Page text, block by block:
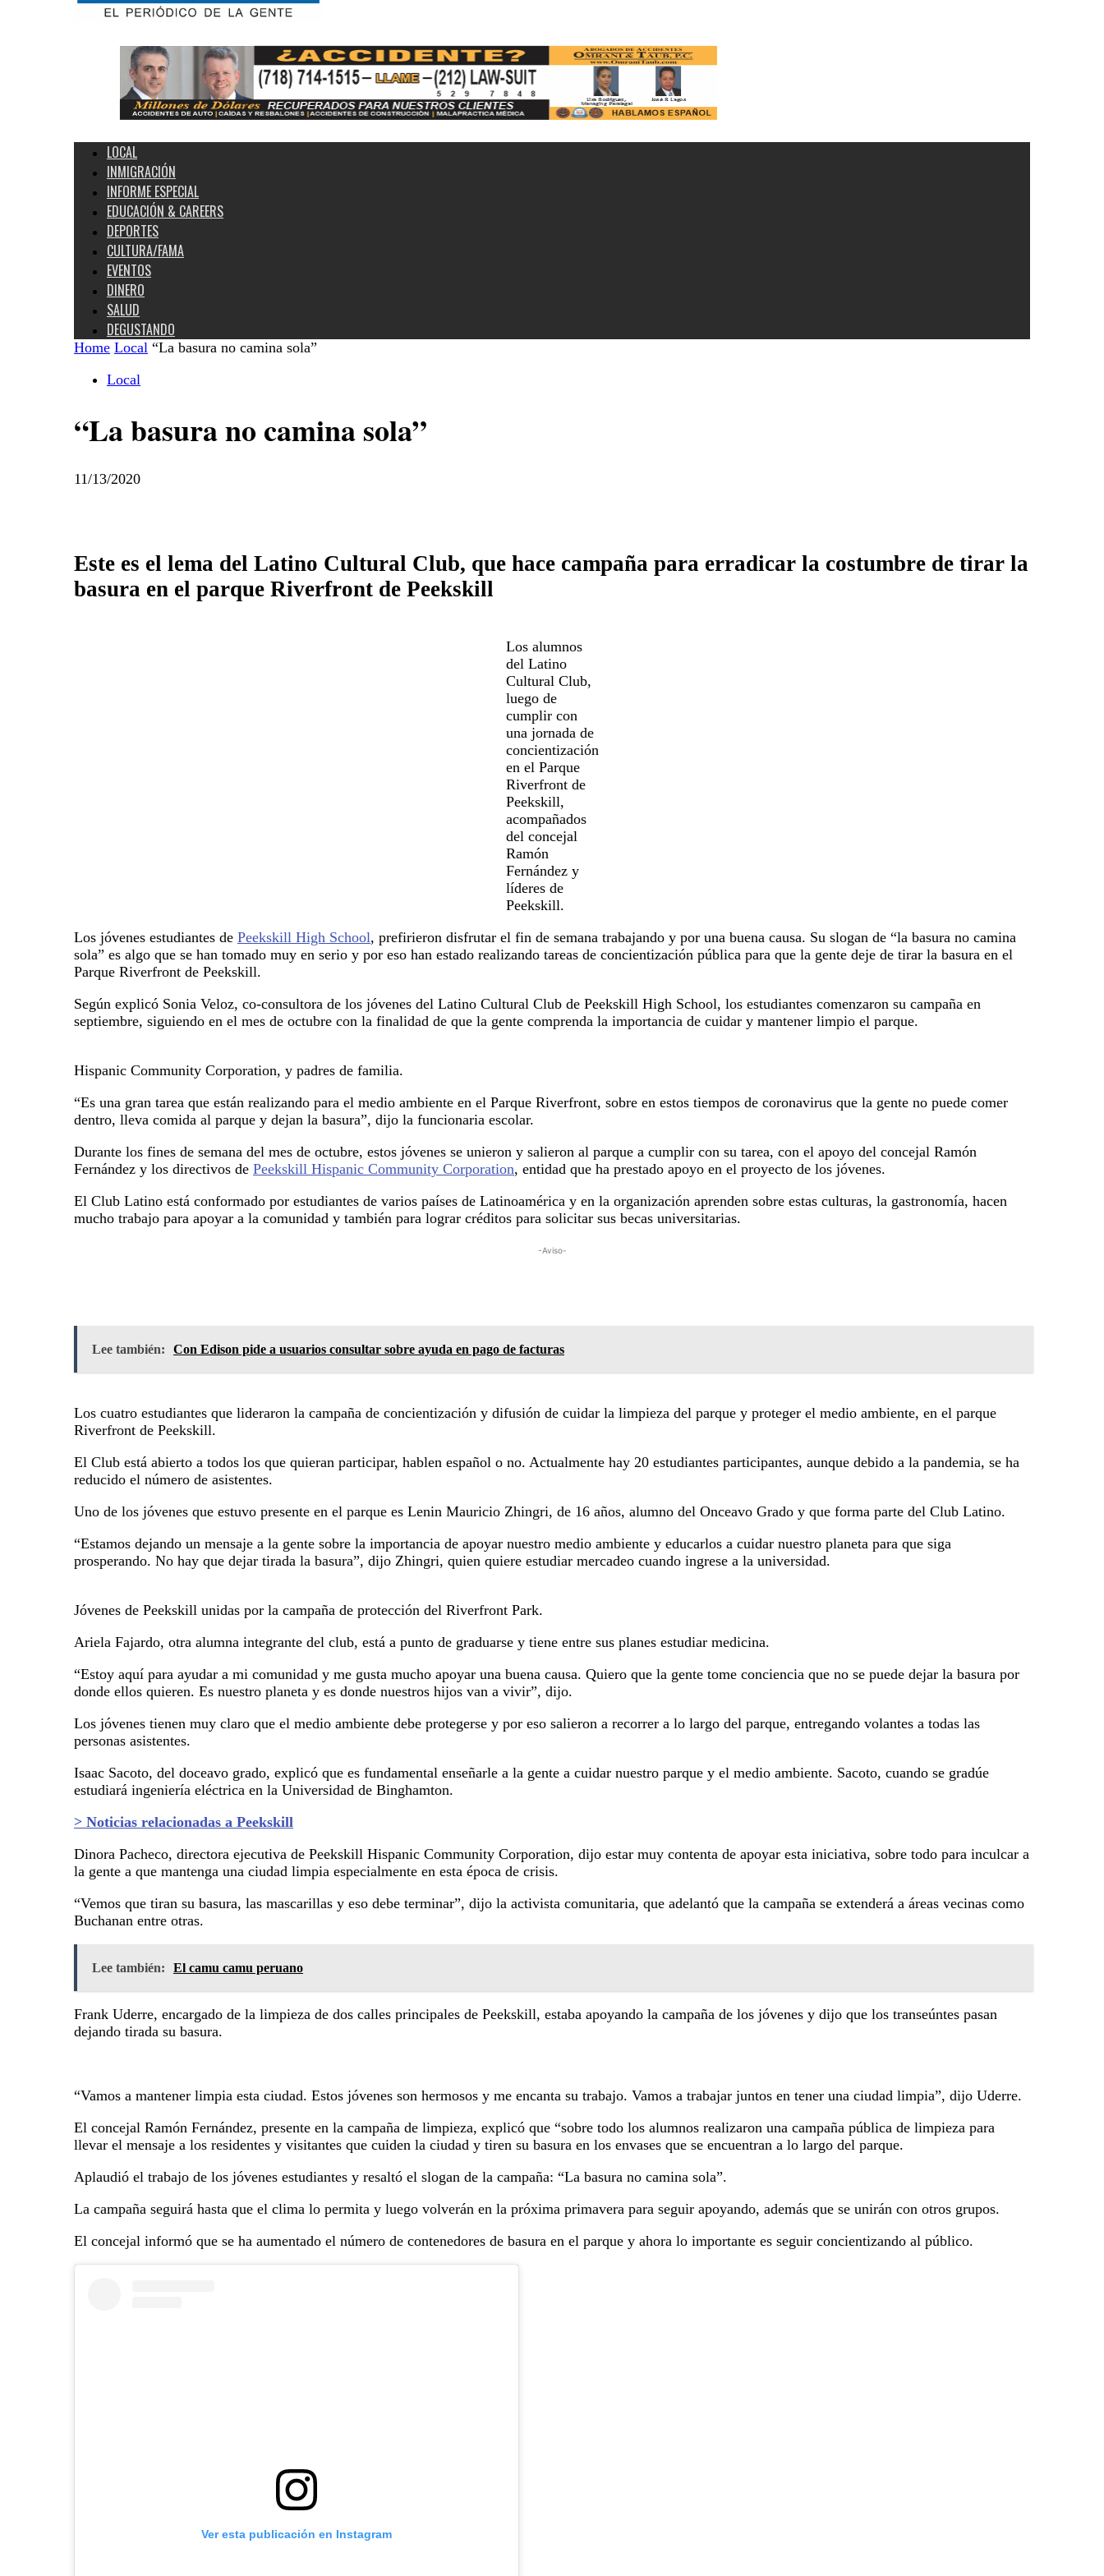
Estados
LOCAL
INMIGRACIÓN
INFORME ESPECIAL
EDUCACIÓN & CAREERS
DEPORTES
CULTURA/FAMA
EVENTOS
DINERO
SALUD
DEGUSTANDO
Home Local “La basura no camina sola”
Local
“La basura no camina sola”
11/13/2020
Este es el lema del Latino Cultural Club, que hace campaña para erradicar la costumbre de tirar la
basura en el parque Riverfront de Peekskill
Los alumnos
del Latino
Cultural Club,
luego de
cumplir con
una jornada de
concientización
en el Parque
Riverfront de
Peekskill,
acompañados
del concejal
Ramón
Fernández y
líderes de
Peekskill.
Los jóvenes estudiantes de Peekskill High School, prefirieron disfrutar el fin de semana trabajando y por una buena causa. Su slogan de “la basura no camina
sola” es algo que se han tomado muy en serio y por eso han estado realizando tareas de concientización pública para que la gente deje de tirar la basura en el
Parque Riverfront de Peekskill.
Según explicó Sonia Veloz, co-consultora de los jóvenes del Latino Cultural Club de Peekskill High School, los estudiantes comenzaron su campaña en
septiembre, siguiendo en el mes de octubre con la finalidad de que la gente comprenda la importancia de cuidar y mantener limpio el parque.
Hispanic Community Corporation, y padres de familia.
“Es una gran tarea que están realizando para el medio ambiente en el Parque Riverfront, sobre en estos tiempos de coronavirus que la gente no puede comer
dentro, lleva comida al parque y dejan la basura”, dijo la funcionaria escolar.
Durante los fines de semana del mes de octubre, estos jóvenes se unieron y salieron al parque a cumplir con su tarea, con el apoyo del concejal Ramón
Fernández y los directivos de Peekskill Hispanic Community Corporation, entidad que ha prestado apoyo en el proyecto de los jóvenes.
El Club Latino está conformado por estudiantes de varios países de Latinoamérica y en la organización aprenden sobre estas culturas, la gastronomía, hacen
mucho trabajo para apoyar a la comunidad y también para lograr créditos para solicitar sus becas universitarias.
-Aviso-
Lee también: Con Edison pide a usuarios consultar sobre ayuda en pago de facturas
Los cuatro estudiantes que lideraron la campaña de concientización y difusión de cuidar la limpieza del parque y proteger el medio ambiente, en el parque
Riverfront de Peekskill.
El Club está abierto a todos los que quieran participar, hablen español o no. Actualmente hay 20 estudiantes participantes, aunque debido a la pandemia, se ha
reducido el número de asistentes.
Uno de los jóvenes que estuvo presente en el parque es Lenin Mauricio Zhingri, de 16 años, alumno del Onceavo Grado y que forma parte del Club Latino.
“Estamos dejando un mensaje a la gente sobre la importancia de apoyar nuestro medio ambiente y educarlos a cuidar nuestro planeta para que siga
prosperando. No hay que dejar tirada la basura”, dijo Zhingri, quien quiere estudiar mercadeo cuando ingrese a la universidad.
Jóvenes de Peekskill unidas por la campaña de protección del Riverfront Park.
Ariela Fajardo, otra alumna integrante del club, está a punto de graduarse y tiene entre sus planes estudiar medicina.
“Estoy aquí para ayudar a mi comunidad y me gusta mucho apoyar una buena causa. Quiero que la gente tome conciencia que no se puede dejar la basura por
donde ellos quieren. Es nuestro planeta y es donde nuestros hijos van a vivir”, dijo.
Los jóvenes tienen muy claro que el medio ambiente debe protegerse y por eso salieron a recorrer a lo largo del parque, entregando volantes a todas las
personas asistentes.
Isaac Sacoto, del doceavo grado, explicó que es fundamental enseñarle a la gente a cuidar nuestro parque y el medio ambiente. Sacoto, cuando se gradúe
estudiará ingeniería eléctrica en la Universidad de Binghamton.
> Noticias relacionadas a Peekskill
Dinora Pacheco, directora ejecutiva de Peekskill Hispanic Community Corporation, dijo estar muy contenta de apoyar esta iniciativa, sobre todo para inculcar a
la gente a que mantenga una ciudad limpia especialmente en esta época de crisis.
“Vemos que tiran su basura, las mascarillas y eso debe terminar”, dijo la activista comunitaria, que adelantó que la campaña se extenderá a áreas vecinas como
Buchanan entre otras.
Lee también: El camu camu peruano
Frank Uderre, encargado de la limpieza de dos calles principales de Peekskill, estaba apoyando la campaña de los jóvenes y dijo que los transeúntes pasan
dejando tirada su basura.
“Vamos a mantener limpia esta ciudad. Estos jóvenes son hermosos y me encanta su trabajo. Vamos a trabajar juntos en tener una ciudad limpia”, dijo Uderre.
El concejal Ramón Fernández, presente en la campaña de limpieza, explicó que “sobre todo los alumnos realizaron una campaña pública de limpieza para
llevar el mensaje a los residentes y visitantes que cuiden la ciudad y tiren su basura en los envases que se encuentran a lo largo del parque.
Aplaudió el trabajo de los jóvenes estudiantes y resaltó el slogan de la campaña: “La basura no camina sola”.
La campaña seguirá hasta que el clima lo permita y luego volverán en la próxima primavera para seguir apoyando, además que se unirán con otros grupos.
El concejal informó que se ha aumentado el número de contenedores de basura en el parque y ahora lo importante es seguir concientizando al público.
Ver esta publicación en Instagram